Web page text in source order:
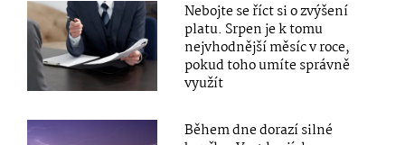
Nebojte se říct si o zvýšení
platu. Srpen je k tomu
nejvhodnější měsíc v roce,
pokud toho umíte správně
využít
Během dne dorazí silné